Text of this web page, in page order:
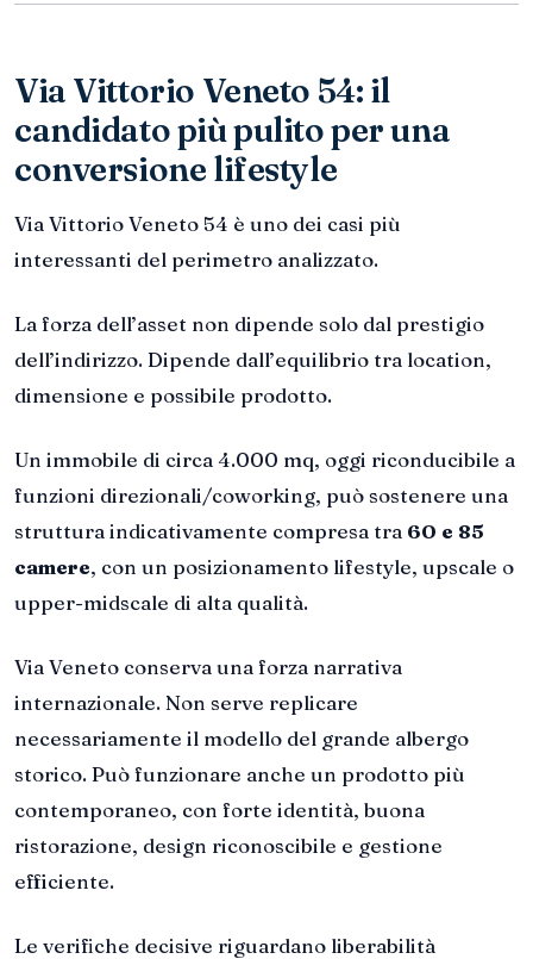
Via Vittorio Veneto 54: il
candidato più pulito per una
conversione lifestyle
Via Vittorio Veneto 54 è uno dei casi più
interessanti del perimetro analizzato.
La forza dell’asset non dipende solo dal prestigio
dell’indirizzo. Dipende dall’equilibrio tra location,
dimensione e possibile prodotto.
Un immobile di circa 4.000 mq, oggi riconducibile a
funzioni direzionali/coworking, può sostenere una
struttura indicativamente compresa tra 60 e 85
camere, con un posizionamento lifestyle, upscale o
upper-midscale di alta qualità.
Via Veneto conserva una forza narrativa
internazionale. Non serve replicare
necessariamente il modello del grande albergo
storico. Può funzionare anche un prodotto più
contemporaneo, con forte identità, buona
ristorazione, design riconoscibile e gestione
efficiente.
Le verifiche decisive riguardano liberabilità